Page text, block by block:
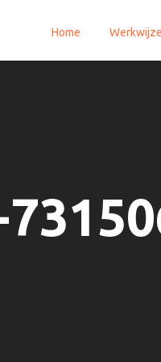
Home Werkwijze